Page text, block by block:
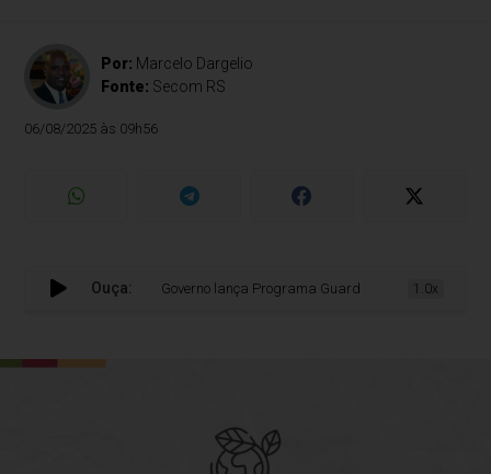
Por: Marcelo Dargelio
Fonte: Secom RS
06/08/2025 às 09h56
Ouça: Governo lança Programa Guardiões da Fauna para
1.0x